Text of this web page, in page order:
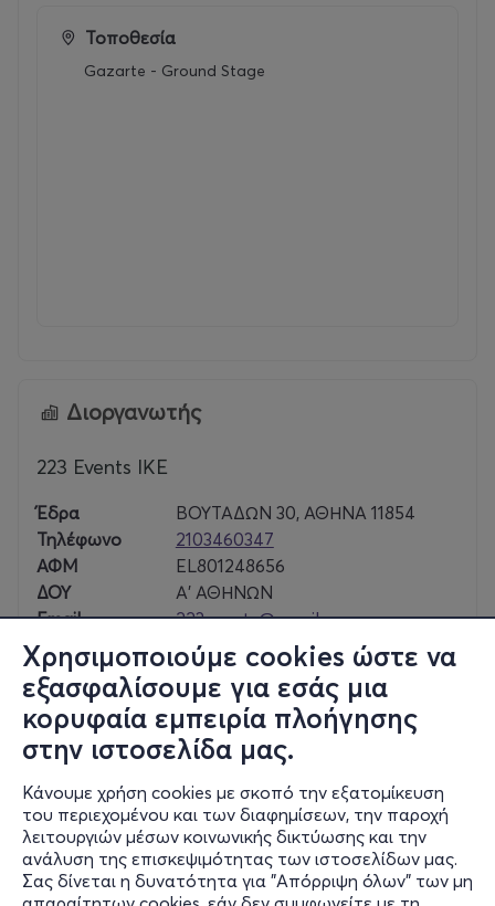
Χρησιμοποιούμε cookies ώστε να
εξασφαλίσουμε για εσάς μια
κορυφαία εμπειρία πλοήγησης
στην ιστοσελίδα μας.
Κάνουμε χρήση cookies με σκοπό την εξατομίκευση
του περιεχομένου και των διαφημίσεων, την παροχή
λειτουργιών μέσων κοινωνικής δικτύωσης και την
ανάλυση της επισκεψιμότητας των ιστοσελίδων μας.
Σας δίνεται η δυνατότητα για "Απόρριψη όλων" των μη
Τοποθεσία
Gazarte - Ground Stage
Διοργανωτής
223 Events ΙΚΕ
Έδρα
ΒΟΥΤΑΔΩΝ 30, ΑΘΗΝΑ 11854
Τηλέφωνο
2103460347
ΑΦΜ
EL801248656
ΔΟΥ
Α' ΑΘΗΝΩΝ
Email
223events@gmail.com
Τετ, 11/11
21:30
VAPORS OF MORPHINE live in Athens
Βουτάδων 32-34